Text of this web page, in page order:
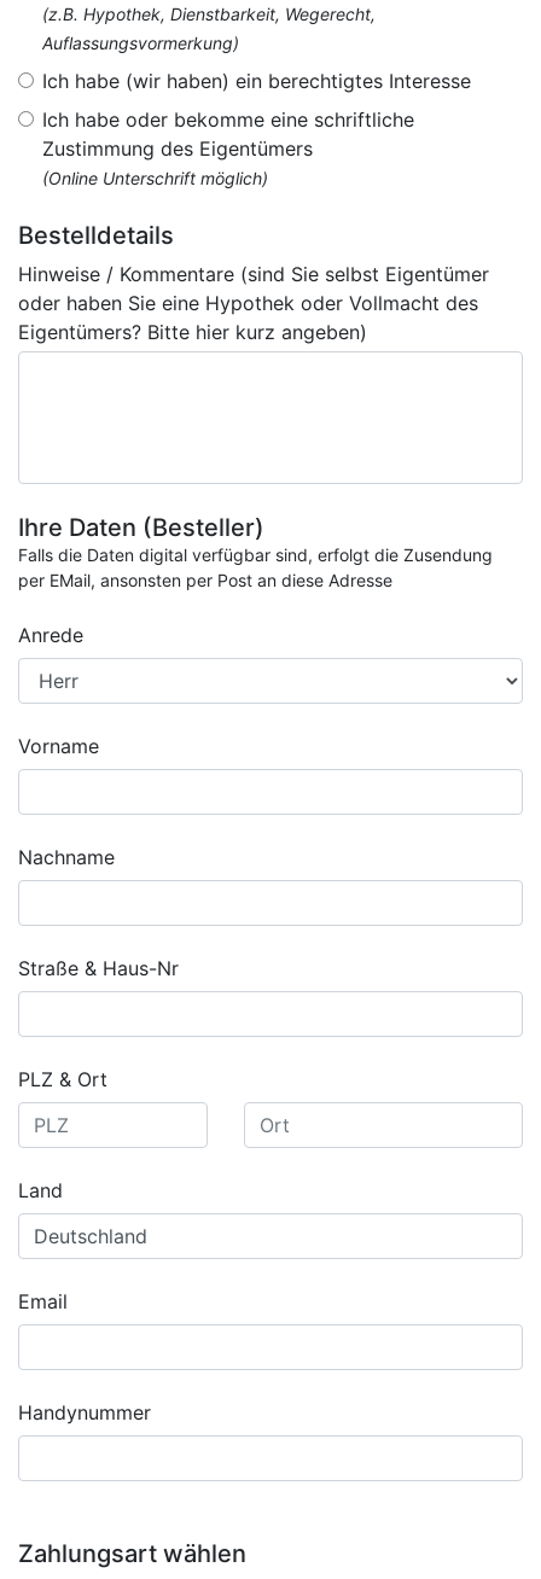
(z.B. Hypothek, Dienstbarkeit, Wegerecht,
Auflassungsvormerkung)
Ich habe (wir haben) ein berechtigtes Interesse
Ich habe oder bekomme eine schriftliche
Zustimmung des Eigentümers
(Online Unterschrift möglich)
Bestelldetails
Hinweise / Kommentare (sind Sie selbst Eigentümer
oder haben Sie eine Hypothek oder Vollmacht des
Eigentümers? Bitte hier kurz angeben)
Ihre Daten (Besteller)
Falls die Daten digital verfügbar sind, erfolgt die Zusendung
per EMail, ansonsten per Post an diese Adresse
Anrede
Vorname
Nachname
Straße & Haus-Nr
PLZ & Ort
Land
Email
Handynummer
Zahlungsart wählen